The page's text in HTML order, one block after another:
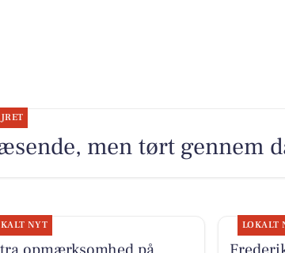
men tørt gennem
NYT LOKALT